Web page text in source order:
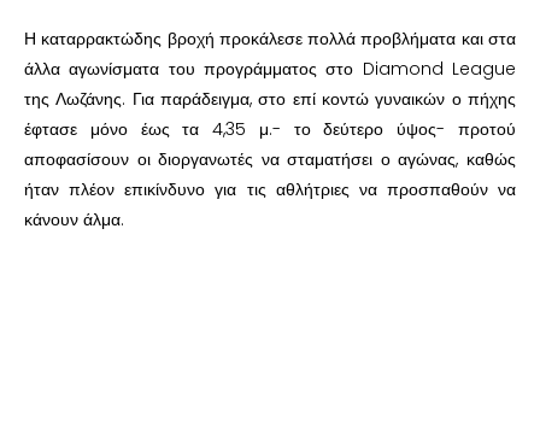
Η καταρρακτώδης βροχή προκάλεσε πολλά προβλήματα και στα
άλλα αγωνίσματα του προγράμματος στο Diamond League
της Λωζάνης. Για παράδειγμα, στο επί κοντώ γυναικών ο πήχης
έφτασε μόνο έως τα 4,35 μ.- το δεύτερο ύψος- προτού
αποφασίσουν οι διοργανωτές να σταματήσει ο αγώνας, καθώς
ήταν πλέον επικίνδυνο για τις αθλήτριες να προσπαθούν να
κάνουν άλμα.